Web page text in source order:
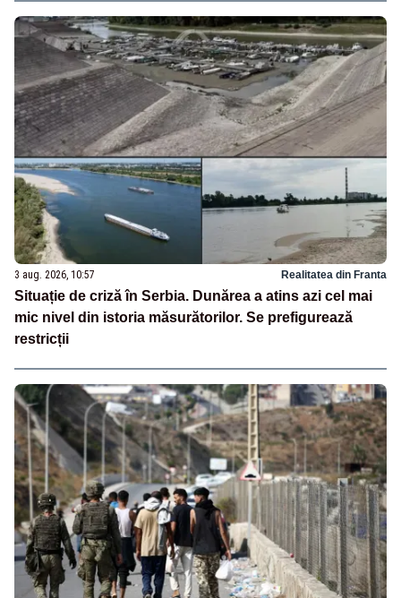
3 aug. 2026, 10:57 Realitatea din Franta
Situație de criză în Serbia. Dunărea a atins azi cel mai
mic nivel din istoria măsurătorilor. Se prefigurează
restricții